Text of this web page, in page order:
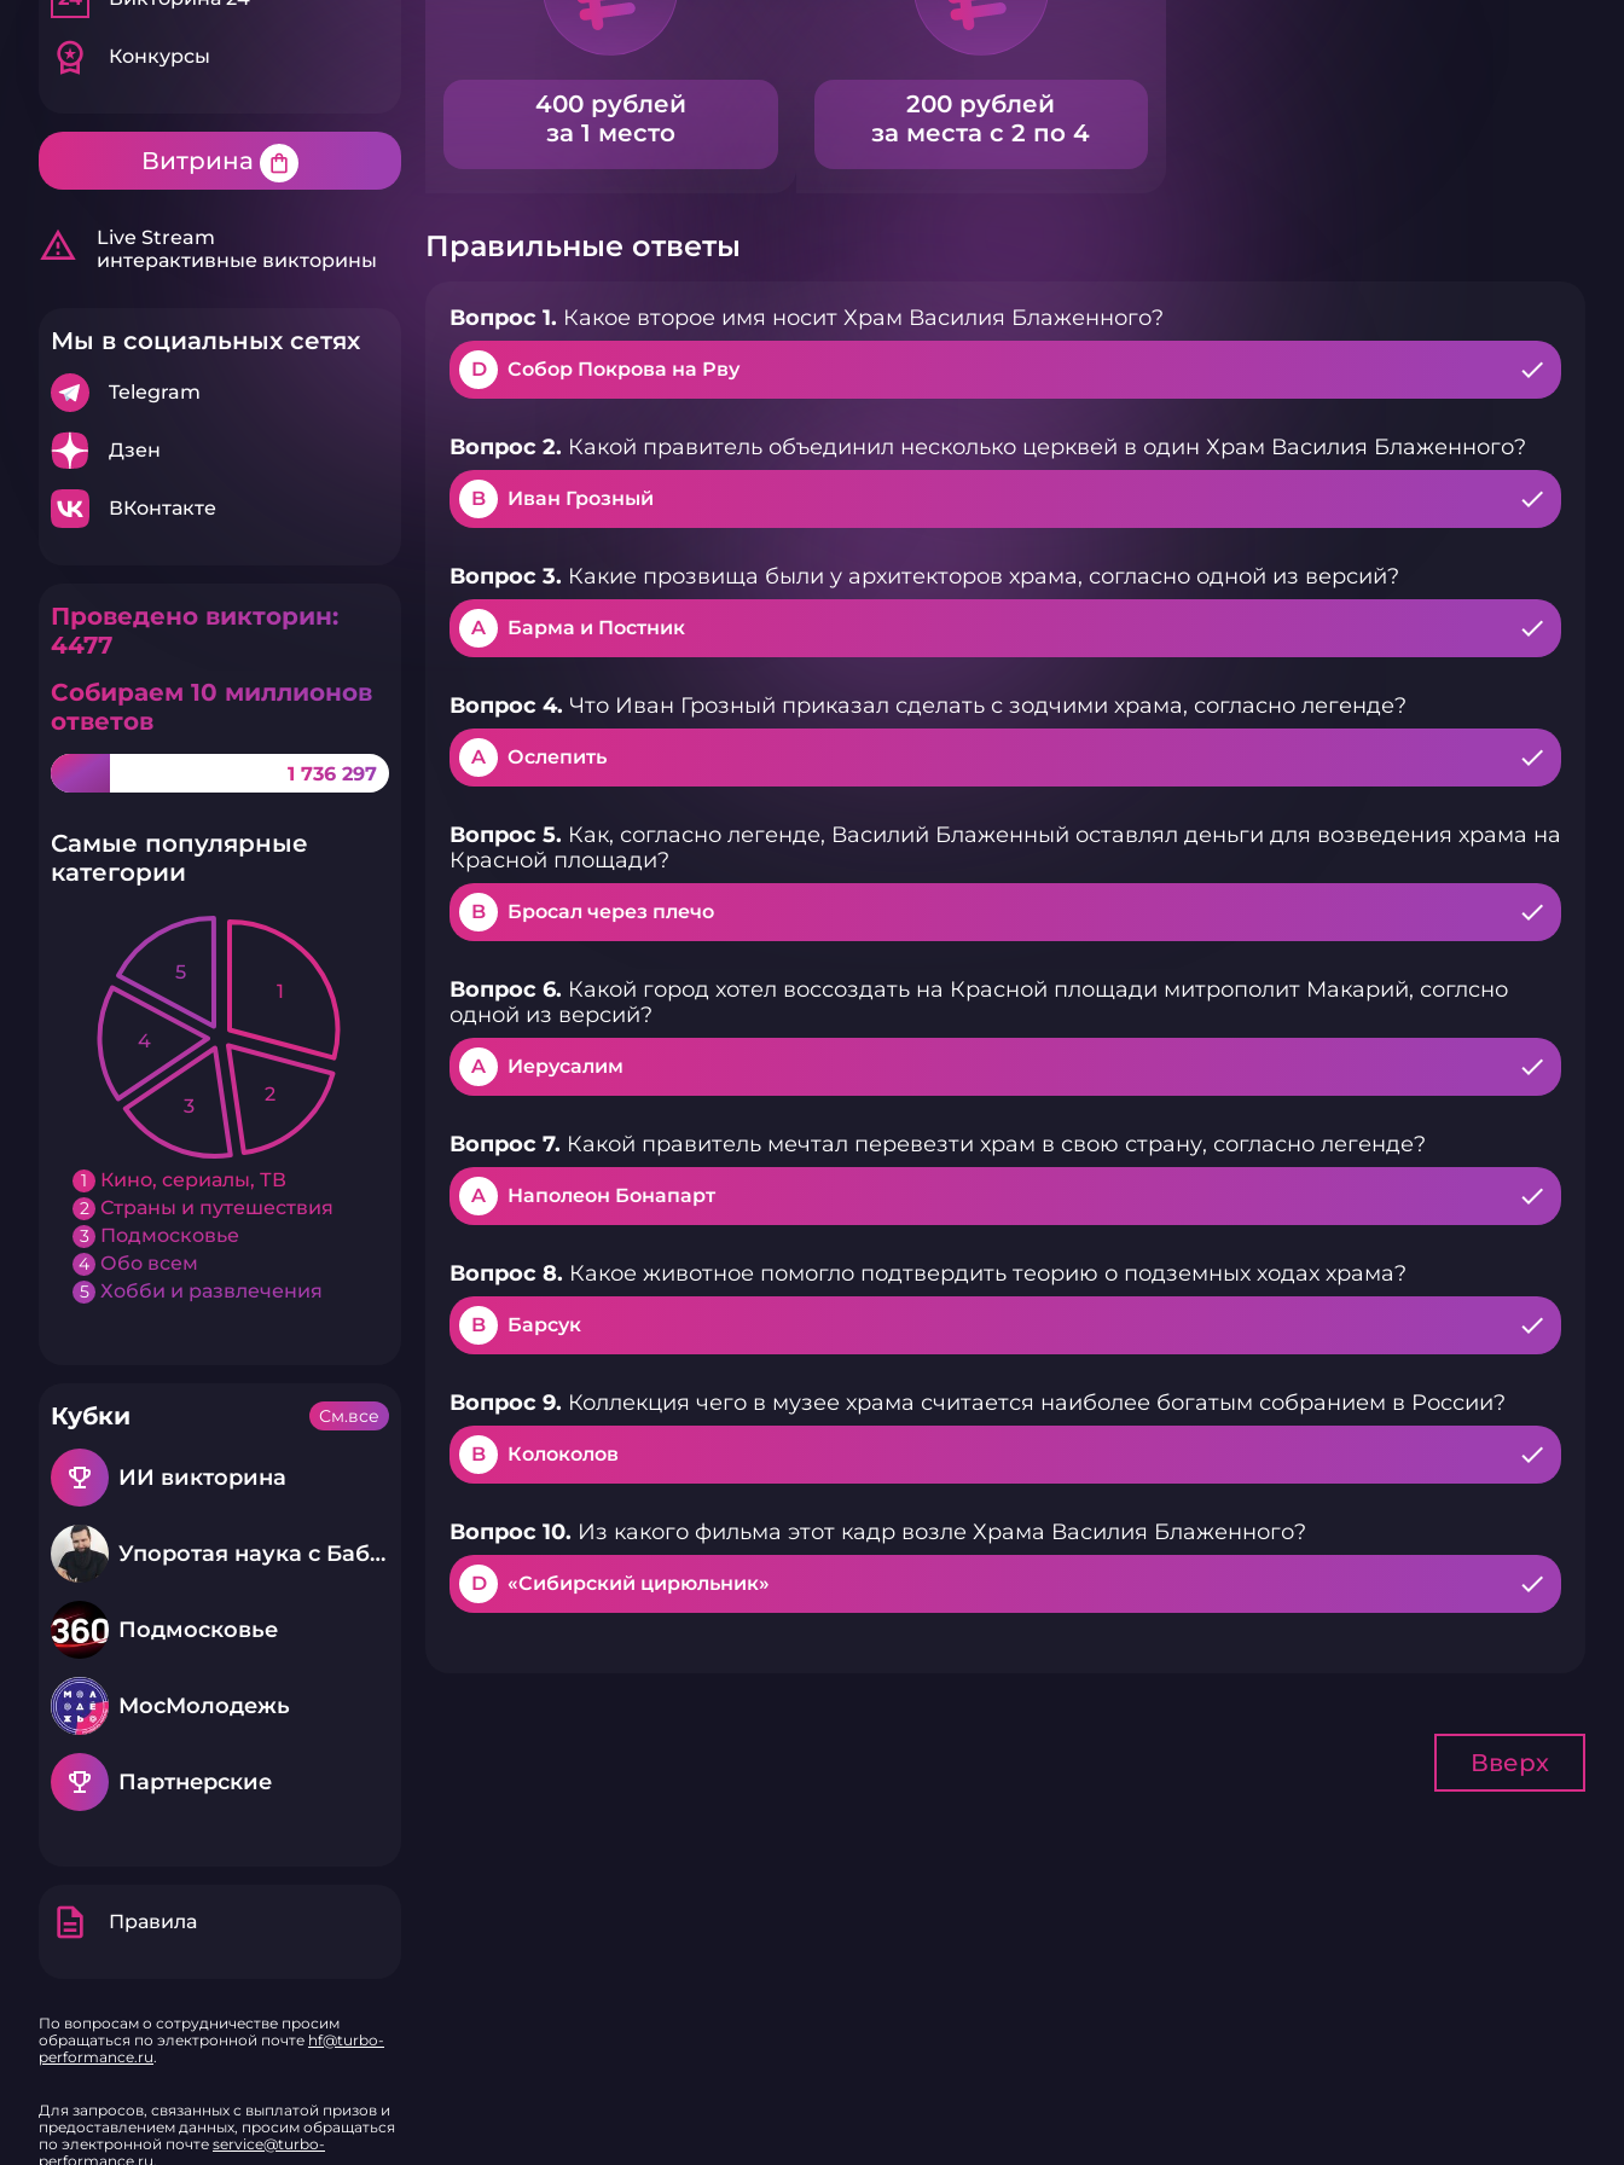
workspace_premium Конкурсы
Витрина shopping_bag
warning_amber
Live Stream
интерактивные викторины
Мы в социальных сетях
Telegram
Дзен
ВКонтакте
Проведено викторин:
4477
Собираем 10 миллионов
ответов
1 736 297
Самые популярные
категории
1 Кино, сериалы, ТВ
2 Страны и путешествия
3 Подмосковье
4 Обо всем
5 Хобби и развлечения
1
2
3
4
5
Кубки
emoji_events ИИ викторина
Упоротая наука с Бабаем Лютым
Подмосковье
МосМолодежь
emoji_events Партнерские
См.все
description Правила
По вопросам о сотрудничестве просим
обращаться по электронной почте hf@turbo-
performance.ru.
Для запросов, связанных с выплатой призов и
предоставлением данных, просим обращаться
по электронной почте service@turbo-
performance.ru.
400 рублей
за 1 место
200 рублей
за места с 2 по 4
Правильные ответы
Вопрос 1. Какое второе имя носит Храм Василия Блаженного?
D Собор Покрова на Рву
Вопрос 2. Какой правитель объединил несколько церквей в один Храм Василия Блаженного?
B Иван Грозный
Вопрос 3. Какие прозвища были у архитекторов храма, согласно одной из версий?
A Барма и Постник
Вопрос 4. Что Иван Грозный приказал сделать с зодчими храма, согласно легенде?
A Ослепить
Вопрос 5. Как, согласно легенде, Василий Блаженный оставлял деньги для возведения храма на
Красной площади?
B Бросал через плечо
Вопрос 6. Какой город хотел воссоздать на Красной площади митрополит Макарий, соглсно
одной из версий?
A Иерусалим
Вопрос 7. Какой правитель мечтал перевезти храм в свою страну, согласно легенде?
A Наполеон Бонапарт
Вопрос 8. Какое животное помогло подтвердить теорию о подземных ходах храма?
B Барсук
Вопрос 9. Коллекция чего в музее храма считается наиболее богатым собранием в России?
B Колоколов
Вопрос 10. Из какого фильма этот кадр возле Храма Василия Блаженного?
D «Сибирский цирюльник»
Вверх